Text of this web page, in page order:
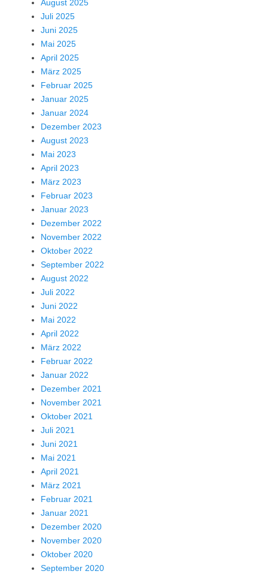
August 2025
Juli 2025
Juni 2025
Mai 2025
April 2025
März 2025
Februar 2025
Januar 2025
Januar 2024
Dezember 2023
August 2023
Mai 2023
April 2023
März 2023
Februar 2023
Januar 2023
Dezember 2022
November 2022
Oktober 2022
September 2022
August 2022
Juli 2022
Juni 2022
Mai 2022
April 2022
März 2022
Februar 2022
Januar 2022
Dezember 2021
November 2021
Oktober 2021
Juli 2021
Juni 2021
Mai 2021
April 2021
März 2021
Februar 2021
Januar 2021
Dezember 2020
November 2020
Oktober 2020
September 2020